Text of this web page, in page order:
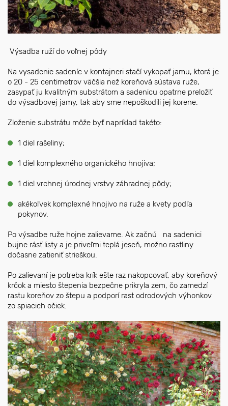
Výsadba ruží do voľnej pôdy
Na vysadenie sadeníc v kontajneri stačí vykopať jamu, ktorá je
o 20 - 25 centimetrov väčšia než koreňová sústava ruže,
zasypať ju kvalitným substrátom a sadenicu opatrne preložiť
do výsadbovej jamy, tak aby sme nepoškodili jej korene.
Zloženie substrátu môže byť napríklad takéto:
1 diel rašeliny;
1 diel komplexného organického hnojiva;
1 diel vrchnej úrodnej vrstvy záhradnej pôdy;
akékoľvek komplexné hnojivo na ruže a kvety podľa
pokynov.
Po výsadbe ruže hojne zalievame. Ak začnú na sadenici
bujne rásť listy a je priveľmi teplá jeseň, možno rastliny
dočasne zatieniť strieškou.
Po zalievaní je potreba krík ešte raz nakopcovať, aby koreňový
krčok a miesto štepenia bezpečne prikryla zem, čo zamedzí
rastu koreňov zo štepu a podporí rast odrodových výhonkov
zo spiacich očiek.